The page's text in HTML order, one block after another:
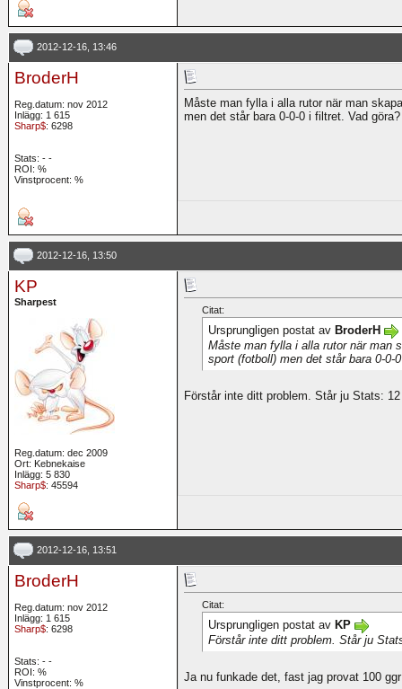
2012-12-16, 13:46
BroderH
Reg.datum: nov 2012
Inlägg: 1 615
Sharp$: 6298
Stats: - -
ROI: %
Vinstprocent: %
Måste man fylla i alla rutor när man
men det står bara 0-0-0 i filtret. Vad göra?
2012-12-16, 13:50
KP
Sharpest
Reg.datum: dec 2009
Ort: Kebnekaise
Inlägg: 5 830
Sharp$: 45594
Citat:
Ursprungligen postat av BroderH
Måste man fylla i alla rutor när man
sport (fotboll) men det står bara 0-0-
Förstår inte ditt problem. Står ju Stats:
2012-12-16, 13:51
BroderH
Reg.datum: nov 2012
Inlägg: 1 615
Sharp$: 6298
Stats: - -
ROI: %
Vinstprocent: %
Citat:
Ursprungligen postat av KP
Förstår inte ditt problem. Står ju
Ja nu funkade det, fast jag provat 100